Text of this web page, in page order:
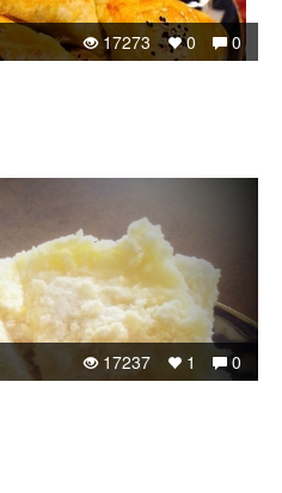
0
0
17273
0
1
17237